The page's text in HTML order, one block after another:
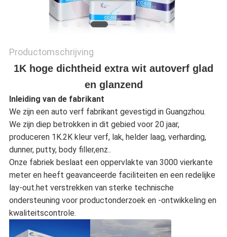
Productomschrijving
1K hoge dichtheid extra wit autoverf glad
en glanzend
Inleiding van de fabrikant
We zijn een auto verf fabrikant gevestigd in Guangzhou.
We zijn diep betrokken in dit gebied voor 20 jaar,
produceren 1K.2K kleur verf, lak, helder laag, verharding,
dunner, putty, body filler,enz..
Onze fabriek beslaat een oppervlakte van 3000 vierkante
meter en heeft geavanceerde faciliteiten en een redelijke
lay-out.het verstrekken van sterke technische
ondersteuning voor productonderzoek en -ontwikkeling en
kwaliteitscontrole.